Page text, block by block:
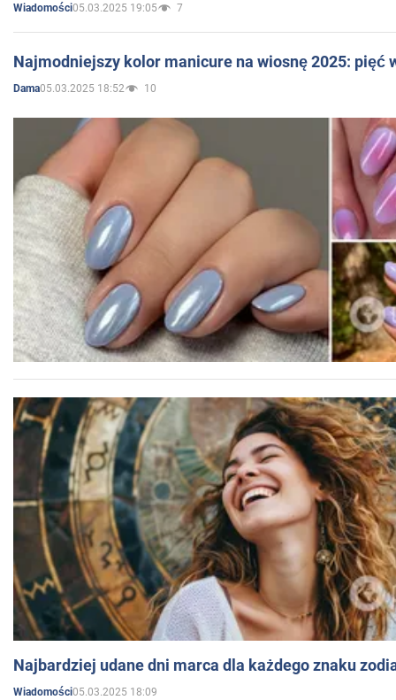
Wiadomości05.03.2025 19:05 7
Najmodniejszy kolor manicure na wiosnę 2025: pięć
Dama05.03.2025 18:52 10
Najbardziej udane dni marca dla każdego znaku
Wiadomości05.03.2025 18:09